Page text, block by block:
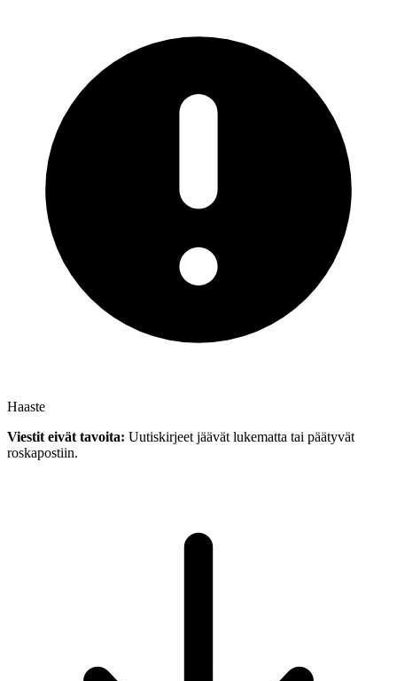
Haaste
Viestit eivät tavoita: Uutiskirjeet jäävät lukematta tai päätyvät
roskapostiin.